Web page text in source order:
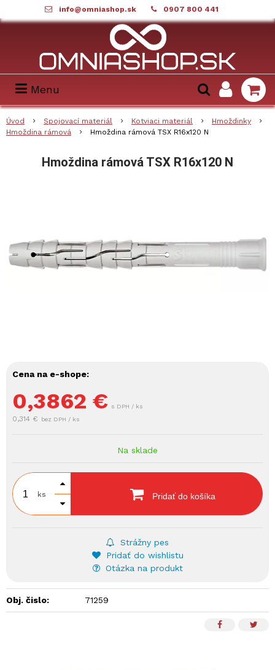
info@omniashop.sk 0907 800 441
Menu
Úvod Spojovací materiál Kotviaci materiál
Hmoždinky
Hmoždina rámová
Hmoždina rámová TSX R16x120 N
Hmoždina rámová TSX R16x120 N
Cena na e-shope:
0,3862 € s DPH / ks
0,314 € bez DPH / ks
Na sklade
ks Pridať do košíka
Strážny pes
Pridať do wishlistu
Otázka na produkt
Obj. čislo: 71259